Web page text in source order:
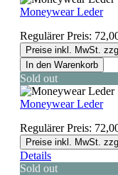
Moneywear Leder
Regulärer Preis:
Preise inkl. MwSt.
In den Warenkorb
Sold out
Moneywear Leder
Regulärer Preis:
Preise inkl. MwSt.
Details
Sold out